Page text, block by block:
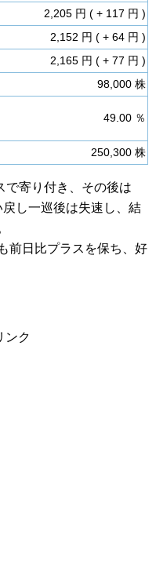
2,205 円 ( + 117 円 )
2,152 円 ( + 64 円 )
2,165 円 ( + 77 円 )
98,000 株
49.00 ％
250,300 株
で寄り付き、その後は
し一巡後は失速し、結
前日比プラスを保ち、好
ンク